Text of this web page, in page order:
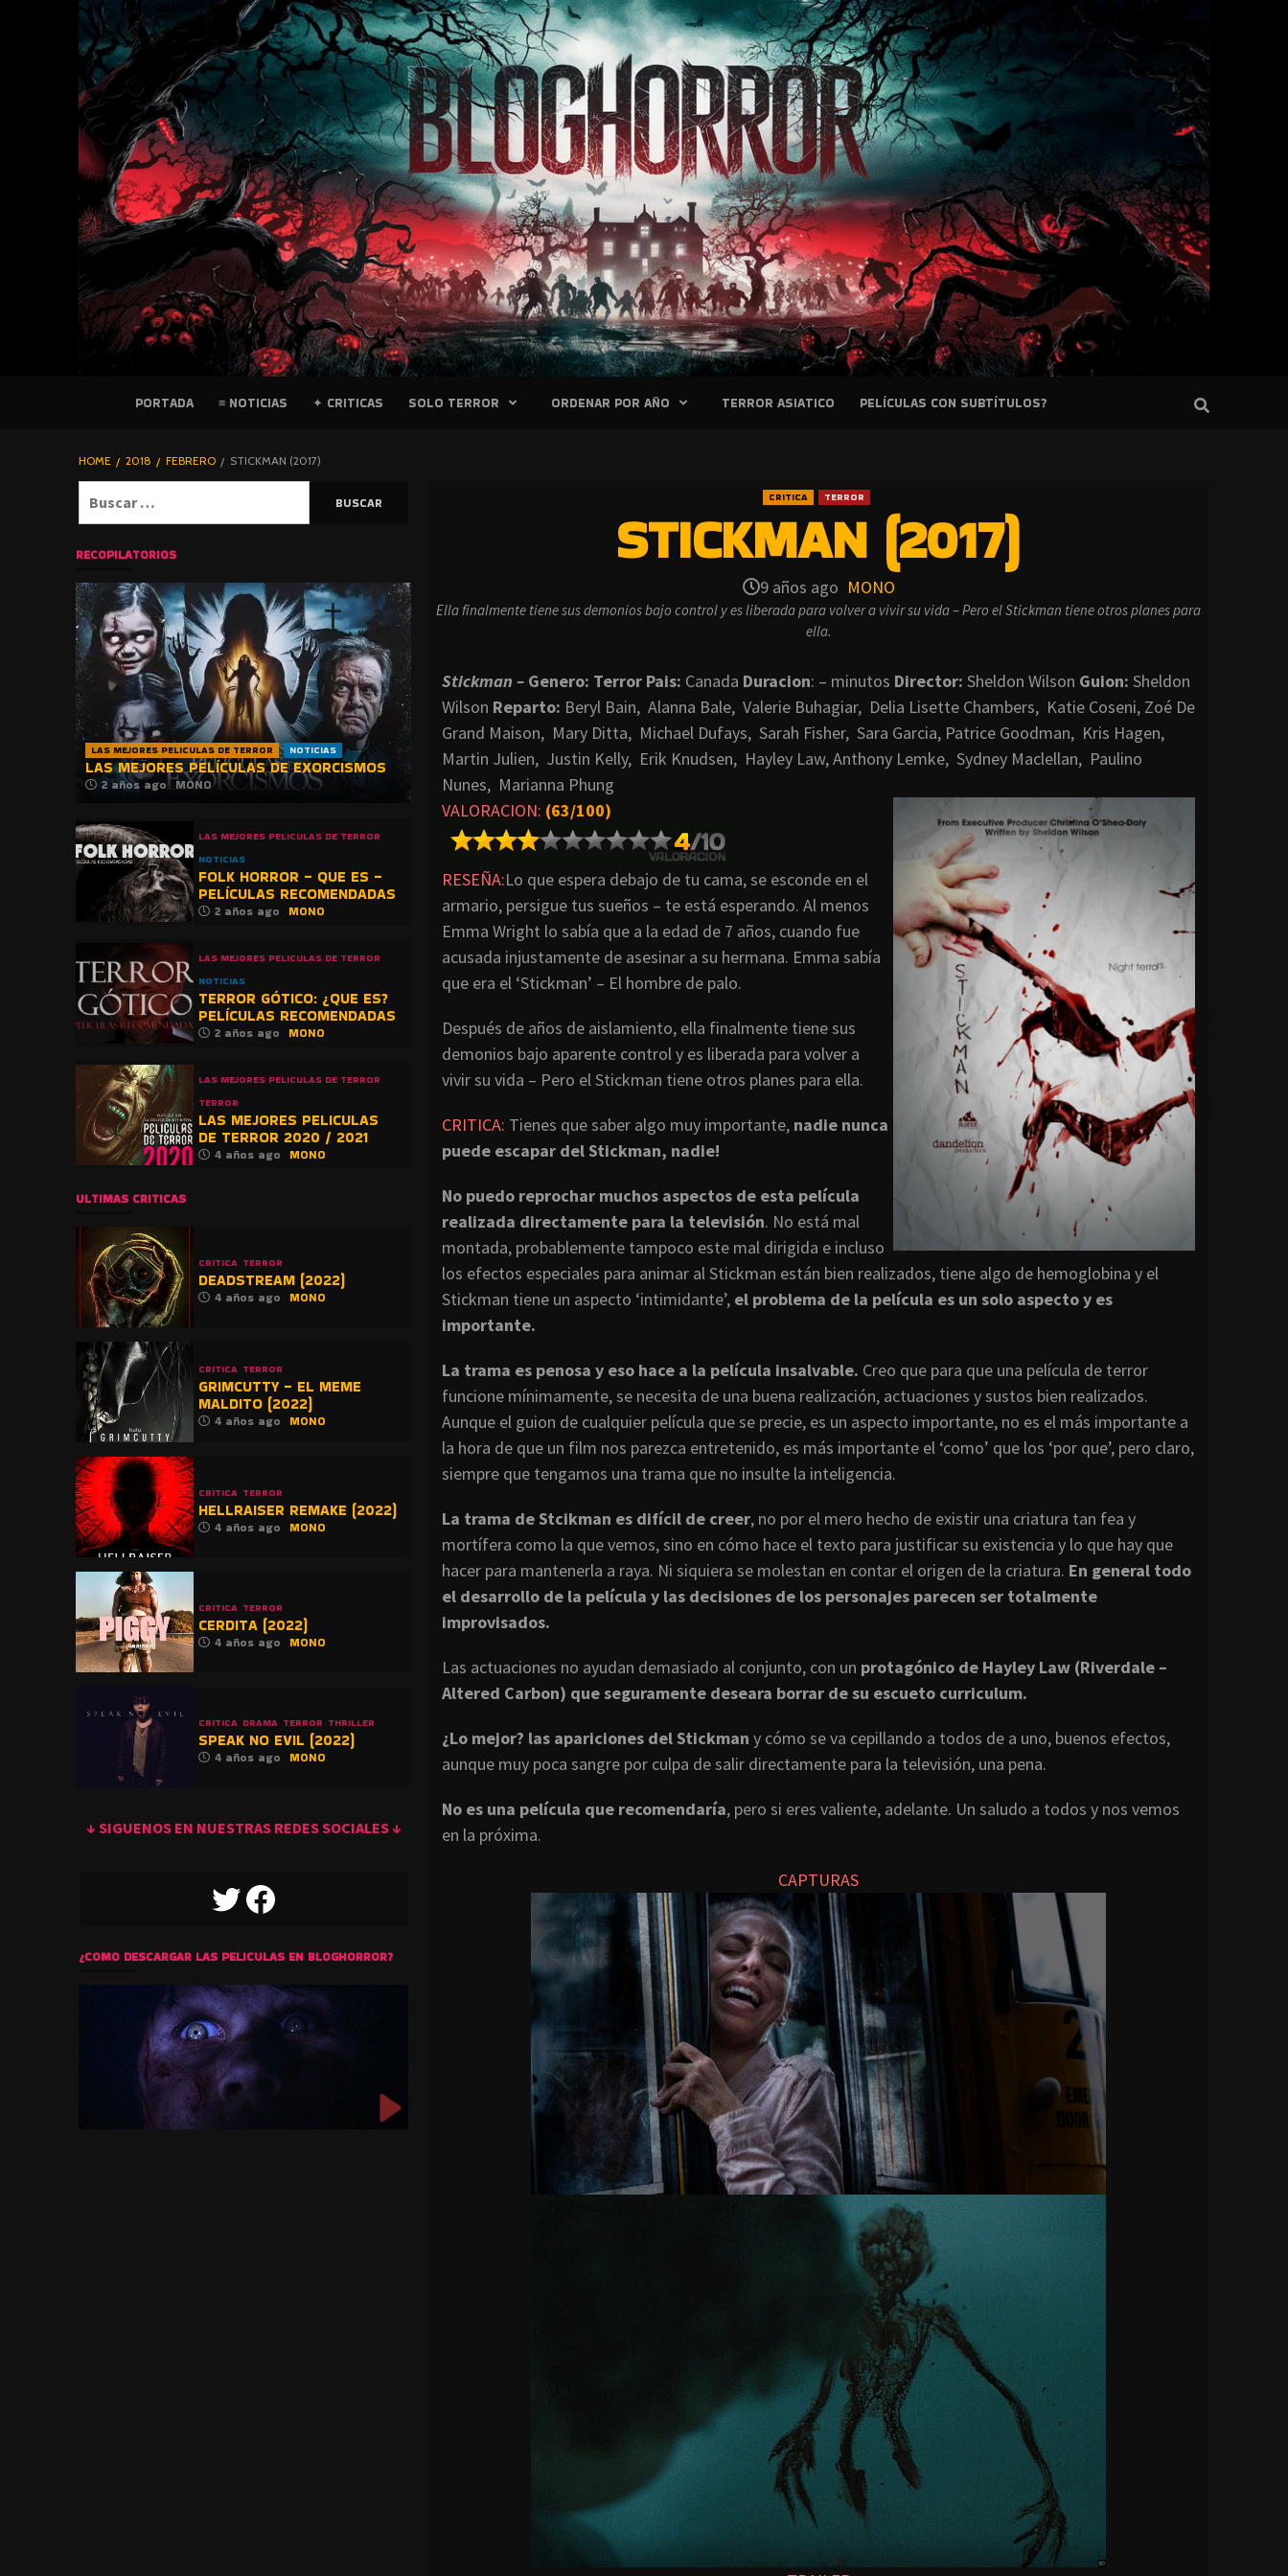
PELICULAS
BLOGHORROR
⋆
PORTADA ≡ NOTICIAS ✦ CRITICAS SOLO TERROR ORDENAR POR AÑO TERROR ASIATICO PELÍCULAS CON SUBTÍTULOS?
HOME 2018 FEBRERO STICKMAN (2017)
CRITICA TERROR
STICKMAN (2017)
9 años ago MONO
Ella finalmente tiene sus demonios bajo control y es liberada para volver a vivir su vida – Pero el Stickman tiene otros planes para
ella.
Stickman – Genero: Terror Pais: Canada Duracion: – minutos Director: Sheldon Wilson Guion: Sheldon
Wilson Reparto: Beryl Bain, Alanna Bale, Valerie Buhagiar, Delia Lisette Chambers, Katie Coseni, Zoé De
Grand Maison, Mary Ditta, Michael Dufays, Sarah Fisher, Sara Garcia, Patrice Goodman, Kris Hagen,
Martin Julien, Justin Kelly, Erik Knudsen, Hayley Law, Anthony Lemke, Sydney Maclellan, Paulino
Nunes, Marianna Phung
VALORACION: (63/100)
RESEÑA:Lo que espera debajo de tu cama, se esconde en el
armario, persigue tus sueños – te está esperando. Al menos
Emma Wright lo sabía que a la edad de 7 años, cuando fue
acusada injustamente de asesinar a su hermana. Emma sabía
que era el ‘Stickman’ – El hombre de palo.
Después de años de aislamiento, ella finalmente tiene sus
demonios bajo aparente control y es liberada para volver a
vivir su vida – Pero el Stickman tiene otros planes para ella.
CRITICA: Tienes que saber algo muy importante, nadie nunca
puede escapar del Stickman, nadie!
No puedo reprochar muchos aspectos de esta película
realizada directamente para la televisión. No está mal
montada, probablemente tampoco este mal dirigida e incluso
los efectos especiales para animar al Stickman están bien realizados, tiene algo de hemoglobina y el
Stickman tiene un aspecto ‘intimidante’, el problema de la película es un solo aspecto y es
importante.
La trama es penosa y eso hace a la película insalvable. Creo que para que una película de terror
funcione mínimamente, se necesita de una buena realización, actuaciones y sustos bien realizados.
Aunque el guion de cualquier película que se precie, es un aspecto importante, no es el más importante a
la hora de que un film nos parezca entretenido, es más importante el ‘como’ que los ‘por que’, pero claro,
siempre que tengamos una trama que no insulte la inteligencia.
La trama de Stcikman es difícil de creer, no por el mero hecho de existir una criatura tan fea y
mortífera como la que vemos, sino en cómo hace el texto para justificar su existencia y lo que hay que
hacer para mantenerla a raya. Ni siquiera se molestan en contar el origen de la criatura. En general todo
el desarrollo de la película y las decisiones de los personajes parecen ser totalmente
improvisados.
Las actuaciones no ayudan demasiado al conjunto, con un protagónico de Hayley Law (Riverdale –
Altered Carbon) que seguramente deseara borrar de su escueto curriculum.
¿Lo mejor? las apariciones del Stickman y cómo se va cepillando a todos de a uno, buenos efectos,
aunque muy poca sangre por culpa de salir directamente para la televisión, una pena.
No es una película que recomendaría, pero si eres valiente, adelante. Un saludo a todos y nos vemos
en la próxima.
CAPTURAS
RECOPILATORIOS
LAS MEJORES PELICULAS DE TERROR NOTICIAS
LAS MEJORES PELÍCULAS DE EXORCISMOS
2 años ago MONO
LAS MEJORES PELICULAS DE TERROR
NOTICIAS
FOLK HORROR – QUE ES –
PELÍCULAS RECOMENDADAS
2 años ago MONO
LAS MEJORES PELICULAS DE TERROR
NOTICIAS
TERROR GÓTICO: ¿QUE ES?
PELÍCULAS RECOMENDADAS
2 años ago MONO
LAS MEJORES PELICULAS DE TERROR
TERROR
LAS MEJORES PELICULAS
DE TERROR 2020 / 2021
4 años ago MONO
ULTIMAS CRITICAS
CRITICA TERROR
DEADSTREAM (2022)
4 años ago MONO
CRITICA TERROR
GRIMCUTTY – EL MEME
MALDITO (2022)
4 años ago MONO
CRITICA TERROR
HELLRAISER REMAKE (2022)
4 años ago MONO
CRITICA TERROR
CERDITA (2022)
4 años ago MONO
CRITICA DRAMA TERROR THRILLER
SPEAK NO EVIL (2022)
4 años ago MONO
↓ SIGUENOS EN NUESTRAS REDES SOCIALES ↓
TWITTERFACEBOOK
¿COMO DESCARGAR LAS PELICULAS EN BLOGHORROR?